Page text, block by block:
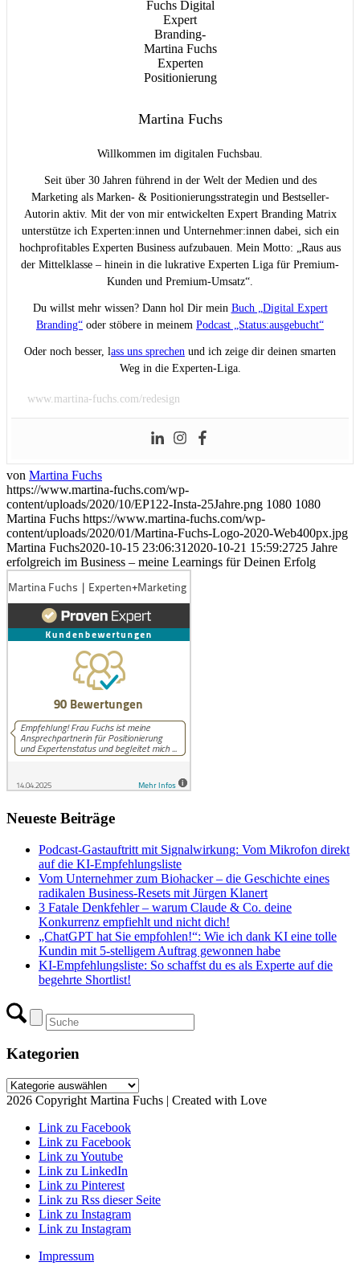
Martina Fuchs
Willkommen im digitalen Fuchsbau.
Seit über 30 Jahren führend in der Welt der Medien und des
Marketing als Marken- & Positionierungsstrategin und Bestseller-
Autorin aktiv. Mit der von mir entwickelten Expert Branding Matrix
unterstütze ich Experten:innen und Unternehmer:innen dabei, sich ein
hochprofitables Experten Business aufzubauen. Mein Motto: „Raus aus
der Mittelklasse – hinein in die lukrative Experten Liga für Premium-
Kunden und Premium-Umsatz“.
Du willst mehr wissen? Dann hol Dir mein Buch „Digital Expert
Branding“ oder stöbere in meinem Podcast „Status:ausgebucht“
Oder noch besser, lass uns sprechen und ich zeige dir deinen smarten
Weg in die Experten-Liga.
www.martina-fuchs.com/redesign
von Martina Fuchs
https://www.martina-fuchs.com/wp-
content/uploads/2020/10/EP122-Insta-25Jahre.png 1080 1080
Martina Fuchs https://www.martina-fuchs.com/wp-
content/uploads/2020/01/Martina-Fuchs-Logo-2020-Web400px.jpg
Martina Fuchs2020-10-15 23:06:31 2020-10-21 15:59:2725 Jahre
erfolgreich im Business – meine Learnings für Deinen Erfolg
Neueste Beiträge
Podcast-Gastauftritt mit Signalwirkung: Vom Mikrofon direkt
auf die KI-Empfehlungsliste
Vom Unternehmer zum Biohacker – die Geschichte eines
radikalen Business-Resets mit Jürgen Klanert
3 Fatale Denkfehler – warum Claude & Co. deine
Konkurrenz empfiehlt und nicht dich!
„ChatGPT hat Sie empfohlen!“: Wie ich dank KI eine tolle
Kundin mit 5-stelligem Auftrag gewonnen habe
KI-Empfehlungsliste: So schaffst du es als Experte auf die
begehrte Shortlist!
Kategorien
Kategorien
2026 Copyright Martina Fuchs | Created with Love
Link zu Facebook
Link zu Facebook
Link zu Youtube
Link zu LinkedIn
Link zu Pinterest
Link zu Rss dieser Seite
Link zu Instagram
Link zu Instagram
Impressum